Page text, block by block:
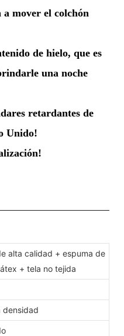
a mover el colchón
de hielo, que es
una noche
retardantes de
Unido!
alta calidad + espuma de
+ tela no tejida
densidad